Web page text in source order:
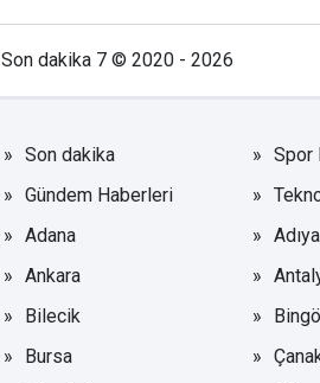
Son dakika 7 © 2020 - 2026
Son dakika Spor
Gündem Haberleri
Adana
Ankara
Bilecik
Bursa